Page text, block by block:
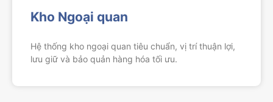
Kho Ngoại quan
Hệ thống kho ngoại quan tiêu chuẩn, vị trí thuận lợi,
lưu giữ và bảo quản hàng hóa tối ưu.